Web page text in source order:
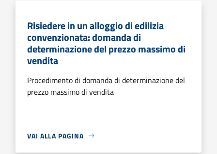
Risiedere in un alloggio di edilizia
convenzionata: domanda di
determinazione del prezzo massimo di
vendita
Procedimento di domanda di determinazione del
prezzo massimo di vendita
VAI ALLA PAGINA